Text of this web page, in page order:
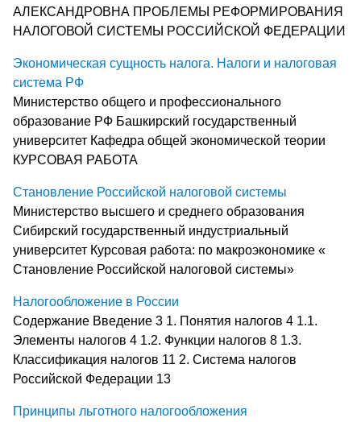
АЛЕКСАНДРОВНА ПРОБЛЕМЫ РЕФОРМИРОВАНИЯ
НАЛОГОВОЙ СИСТЕМЫ РОССИЙСКОЙ ФЕДЕРАЦИИ
Экономическая сущность налога. Налоги и налоговая
система РФ
Министерство общего и профессионального
образование РФ Башкирский государственный
университет Кафедра общей экономической теории
КУРСОВАЯ РАБОТА
Становление Российской налоговой системы
Министерство высшего и среднего образования
Сибирский государственный индустриальный
университет Курсовая работа: по макроэкономике «
Становление Российской налоговой системы»
Налогообложение в России
Содержание Введение 3 1. Понятия налогов 4 1.1.
Элементы налогов 4 1.2. Функции налогов 8 1.3.
Классификация налогов 11 2. Система налогов
Российской Федерации 13
Принципы льготного налогообложения